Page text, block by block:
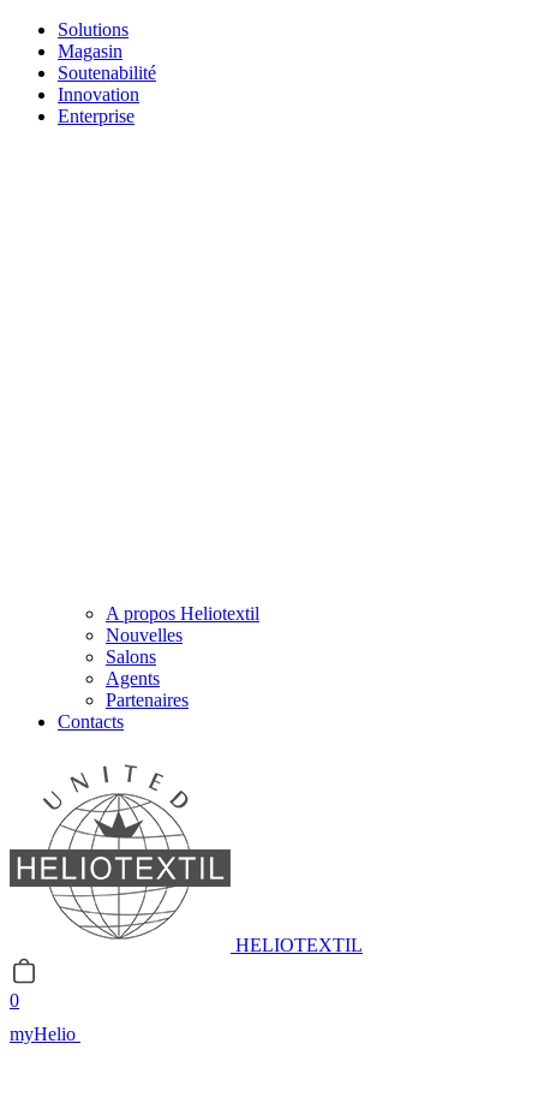
Solutions
Magasin
Soutenabilité
Innovation
Enterprise
A propos Heliotextil
Nouvelles
Salons
Agents
Partenaires
Contacts
HELIOTEXTIL
0
myHelio